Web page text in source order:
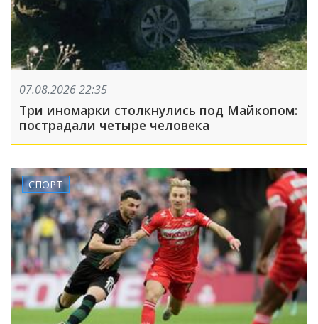
07.08.2026 22:35
Три иномарки столкнулись под Майкопом:
пострадали четыре человека
СПОРТ